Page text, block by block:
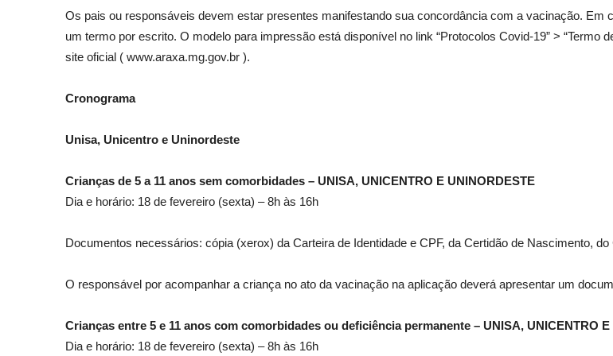
Os pais ou responsáveis devem estar presentes manifestando sua concordância com a vacinação.
um termo por escrito. O modelo para impressão está disponível no link “Protocolos Covid-19” > “Termo
site oficial ( www.araxa.mg.gov.br ).
Cronograma
Unisa, Unicentro e Uninordeste
Crianças de 5 a 11 anos sem comorbidades – UNISA, UNICENTRO E UNINORDESTE
Dia e horário: 18 de fevereiro (sexta) – 8h às 16h
Documentos necessários: cópia (xerox) da Carteira de Identidade e CPF, da Certidão de Nascimento,
O responsável por acompanhar a criança no ato da vacinação na aplicação deverá apresentar um
Crianças entre 5 e 11 anos com comorbidades ou deficiência permanente – UNISA, UNICENTRO E
Dia e horário: 18 de fevereiro (sexta) – 8h às 16h